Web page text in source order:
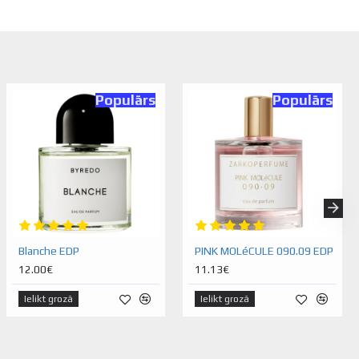
Populārs
Blanche EDP
12.00€
Ielikt grozā
Populārs
PINK MOLéCULE 090.09 EDP
11.13€
Ielikt grozā